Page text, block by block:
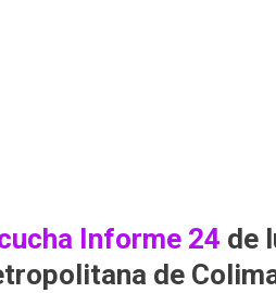
Informe 24 de
de